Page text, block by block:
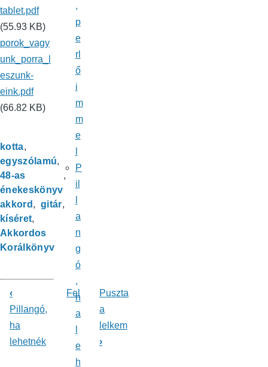
tablet.pdf
(55.93 KB)
porok_vagy
unk_porra_l
eszunk-
eink.pdf
(66.82 KB)
kotta
egyszólamú
48-as
énekeskönyv
akkord
gitár
kíséret
Akkordos
Korálkönyv
Könyv
kereszthivatkozásai
ehhez:
‹
Pillangó,
ha
lehetnék
Fel
Puszta
a
lelkem
›
,
p
e
rl
ő
i
m
m
e
P
il
a
n
g
ó
,
h
a
e
h